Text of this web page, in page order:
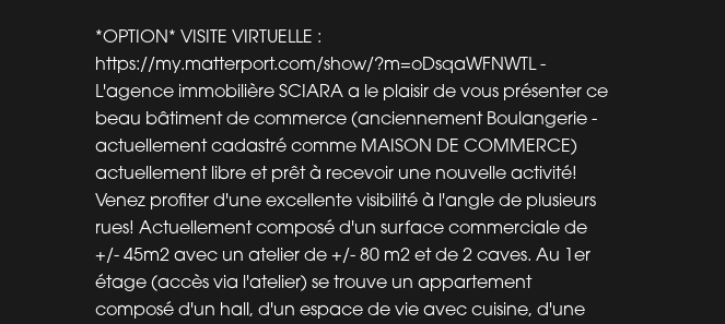
*OPTION* VISITE VIRTUELLE :
https://my.matterport.com/show/?m=oDsqaWFNWTL -
L'agence immobilière SCIARA a le plaisir de vous présenter ce
beau bâtiment de commerce (anciennement Boulangerie -
actuellement cadastré comme MAISON DE COMMERCE)
actuellement libre et prêt à recevoir une nouvelle activité!
Venez profiter d'une excellente visibilité à l'angle de plusieurs
rues! Actuellement composé d'un surface commerciale de
+/- 45m2 avec un atelier de +/- 80 m2 et de 2 caves. Au 1er
étage (accès via l'atelier) se trouve un appartement
composé d'un hall, d'un espace de vie avec cuisine, d'une